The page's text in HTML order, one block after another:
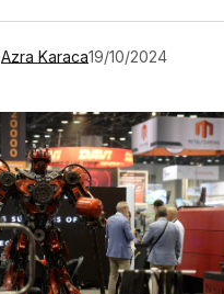
Azra Karaca19/10/2024